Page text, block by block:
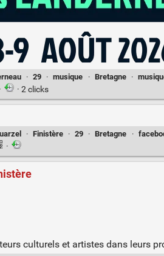
· 29 · musique · Bretagne ·
· · 2 clicks
· Finistère · 29 · Bretagne ·
·
culturels et artistes dans leurs